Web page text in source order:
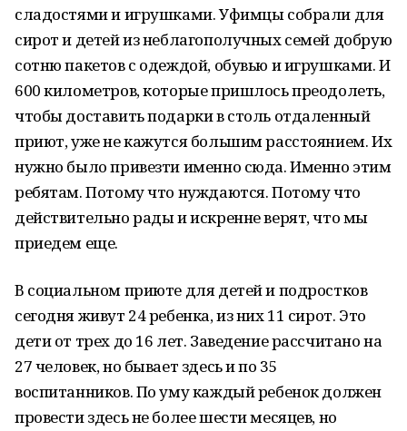
сладостями и игрушками. Уфимцы собрали для
сирот и детей из неблагополучных семей добрую
сотню пакетов с одеждой, обувью и игрушками. И
600 километров, которые пришлось преодолеть,
чтобы доставить подарки в столь отдаленный
приют, уже не кажутся большим расстоянием. Их
нужно было привезти именно сюда. Именно этим
ребятам. Потому что нуждаются. Потому что
действительно рады и искренне верят, что мы
приедем еще.
В социальном приюте для детей и подростков
сегодня живут 24 ребенка, из них 11 сирот. Это
дети от трех до 16 лет. Заведение рассчитано на
27 человек, но бывает здесь и по 35
воспитанников. По уму каждый ребенок должен
провести здесь не более шести месяцев, но